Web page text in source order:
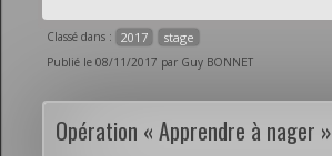
Classé dans : 2017 stage
Publié le 08/11/2017 par Guy BONNET
Opération « Apprendre à nager »